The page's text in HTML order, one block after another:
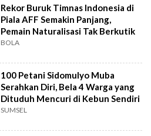
Rekor Buruk Timnas Indonesia di
Piala AFF Semakin Panjang,
Pemain Naturalisasi Tak Berkutik
BOLA
100 Petani Sidomulyo Muba
Serahkan Diri, Bela 4 Warga yang
Dituduh Mencuri di Kebun Sendiri
SUMSEL